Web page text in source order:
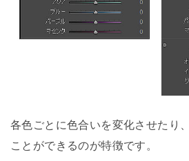
各色ごとに色合いを変化させたり
ことができるのが特徴です。